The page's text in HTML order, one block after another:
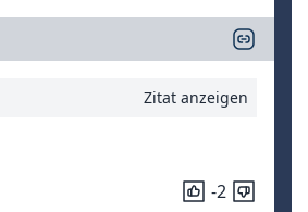
Zitat anzeigen
-2